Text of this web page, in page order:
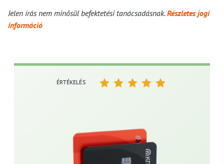
Jelen írás nem minősül befektetési tanácsadásnak.Részletes jogi
információ
ÉRTÉKELÉS